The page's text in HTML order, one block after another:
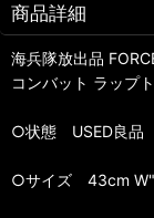
商品詳細
海兵隊放出品
コンバット ラップ
○状態 USED良品
○サイズ 43cm W"